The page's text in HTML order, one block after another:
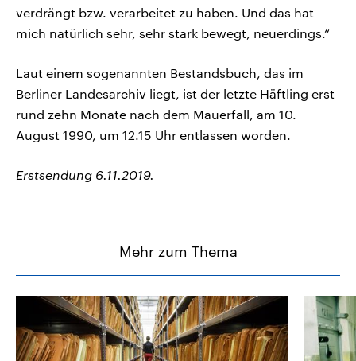
verdrängt bzw. verarbeitet zu haben. Und das hat
mich natürlich sehr, sehr stark bewegt, neuerdings.“
Laut einem sogenannten Bestandsbuch, das im
Berliner Landesarchiv liegt, ist der letzte Häftling erst
rund zehn Monate nach dem Mauerfall, am 10.
August 1990, um 12.15 Uhr entlassen worden.
Erstsendung 6.11.2019.
Mehr zum Thema